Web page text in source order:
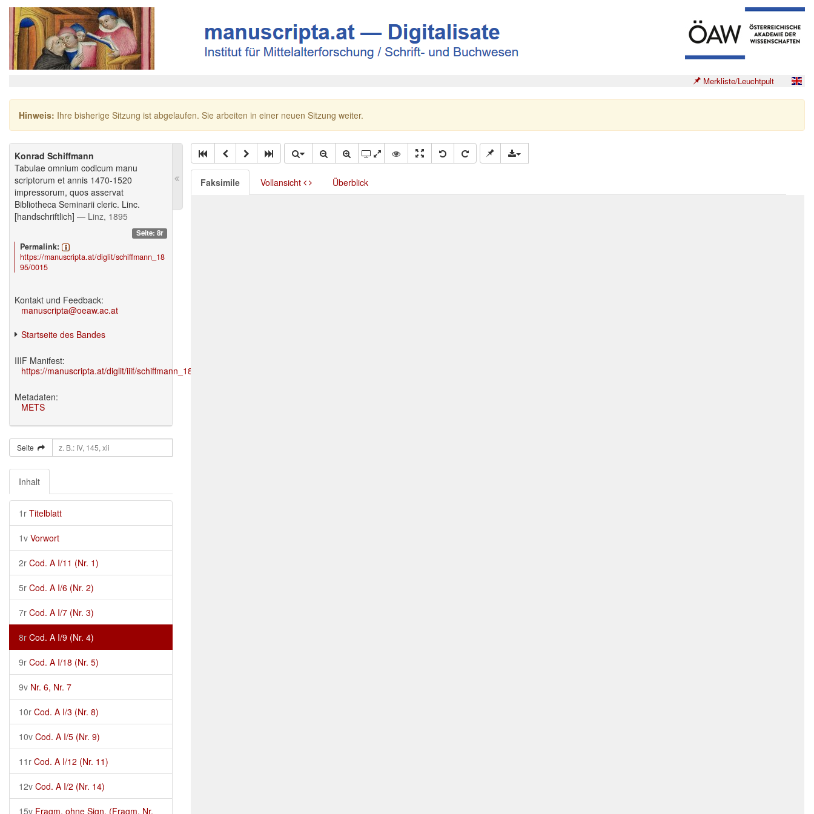
Merkliste/Leuchtpult
Hinweis: Ihre bisherige Sitzung ist abgelaufen. Sie arbeiten in einer neuen Sitzung weiter.
Konrad Schiffmann
Tabulae omnium codicum manu
scriptorum et annis 1470-1520
impressorum, quos asservat
Bibliotheca Seminarii cleric. Linc.
[handschriftlich] — Linz, 1895
Seite: 8r
Permalink:
https://manuscripta.at/diglit/schiffmann_18
95/0015
Kontakt und Feedback:
manuscripta@oeaw.ac.at
Startseite des Bandes
IIIF Manifest:
https://manuscripta.at/diglit/iiif/schiffmann_1895/manifest.json
Metadaten:
METS
Seite
Inhalt
1r Titelblatt
1v Vorwort
2r Cod. A I/11 (Nr. 1)
5r Cod. A I/6 (Nr. 2)
7r Cod. A I/7 (Nr. 3)
8r Cod. A I/9 (Nr. 4)
9r Cod. A I/18 (Nr. 5)
9v Nr. 6, Nr. 7
10r Cod. A I/3 (Nr. 8)
10v Cod. A I/5 (Nr. 9)
11r Cod. A I/12 (Nr. 11)
12v Cod. A I/2 (Nr. 14)
15v Fragm. ohne Sign. (Fragm. Nr.
Faksimile Vollansicht Überblick